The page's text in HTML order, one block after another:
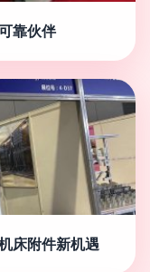
靠伙伴
床附件新机遇